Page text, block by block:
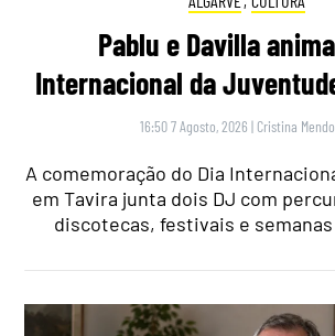
Pablu e Davilla
Internacional da
16:50 7 Agosto, 2026 | Cristina
A comemoração do Dia
em Tavira junta dois DJ com
discotecas, festivais e